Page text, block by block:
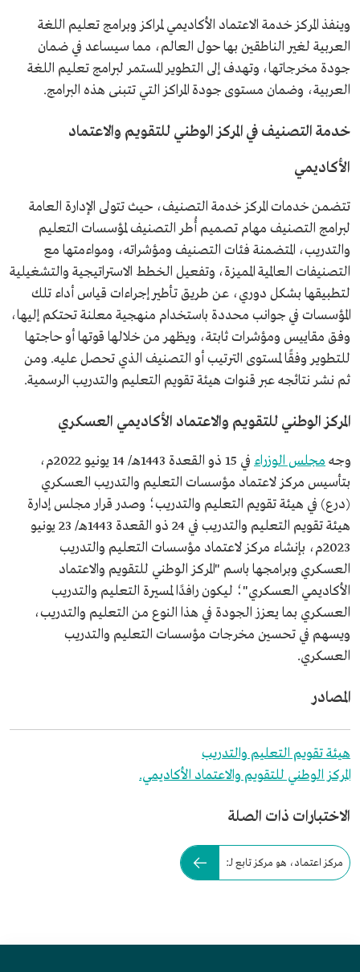
وينفذ المركز خدمة الاعتماد الأكاديمي لمراكز وبرامج تعليم اللغة
العربية لغير الناطقين بها حول العالم، مما سيساعد في ضمان
جودة مخرجاتها، وتهدف إلى التطوير المستمر لبرامج تعليم اللغة
العربية، وضمان مستوى جودة المراكز التي تتبنى هذه البرامج.
خدمة التصنيف في المركز الوطني للتقويم والاعتماد
الأكاديمي
تتضمن خدمات المركز خدمة التصنيف، حيث تتولى الإدارة العامة
لبرامج التصنيف مهام تصميم أُطر التصنيف لمؤسسات التعليم
والتدريب، المتضمنة فئات التصنيف ومؤشراته، ومواءمتها مع
التصنيفات العالمية المميزة، وتفعيل الخطط الاستراتيجية والتشغيلية
لتطبيقها بشكل دوري، عن طريق تأطير إجراءات قياس أداء تلك
المؤسسات في جوانب محددة باستخدام منهجية معلنة تحتكم إليها،
وفق مقاييس ومؤشرات ثابتة، ويظهر من خلالها قوتها أو حاجتها
للتطوير وفقًا لمستوى الترتيب أو التصنيف الذي تحصل عليه. ومن
ثم نشر نتائجه عبر قنوات هيئة تقويم التعليم والتدريب الرسمية.
المركز الوطني للتقويم والاعتماد الأكاديمي العسكري
وجه مجلس الوزراء
في 15 ذو القعدة 1443هـ/ 14 يونيو 2022م،
بتأسيس مركز لاعتماد مؤسسات التعليم والتدريب العسكري
(درع) في هيئة تقويم التعليم والتدريب؛ وصدر قرار مجلس إدارة
هيئة تقويم التعليم والتدريب في 24 ذو القعدة 1443هـ/ 23 يونيو
2023م، بإنشاء مركز لاعتماد مؤسسات التعليم والتدريب
العسكري وبرامجها باسم "المركز الوطني للتقويم والاعتماد
الأكاديمي العسكري"؛ ليكون رافدًا لمسيرة التعليم والتدريب
العسكري بما يعزز الجودة في هذا النوع من التعليم والتدريب،
ويسهم في تحسين مخرجات مؤسسات التعليم والتدريب
العسكري.
المصادر
هيئة تقويم التعليم والتدريب
المركز الوطني للتقويم والاعتماد الأكاديمي.
الاختبارات ذات الصلة
مركز اعتماد، هو مركز تابع لـ: